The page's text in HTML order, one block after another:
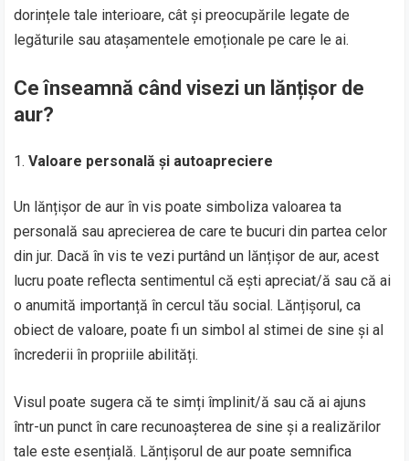
dorințele tale interioare, cât și preocupările legate de
legăturile sau atașamentele emoționale pe care le ai.
Ce înseamnă când visezi un lănțișor de
aur?
Valoare personală și autoapreciere
Un lănțișor de aur în vis poate simboliza valoarea ta
personală sau aprecierea de care te bucuri din partea celor
din jur. Dacă în vis te vezi purtând un lănțișor de aur, acest
lucru poate reflecta sentimentul că ești apreciat/ă sau că ai
o anumită importanță în cercul tău social. Lănțișorul, ca
obiect de valoare, poate fi un simbol al stimei de sine și al
încrederii în propriile abilități.
Visul poate sugera că te simți împlinit/ă sau că ai ajuns
într-un punct în care recunoașterea de sine și a realizărilor
tale este esențială. Lănțișorul de aur poate semnifica